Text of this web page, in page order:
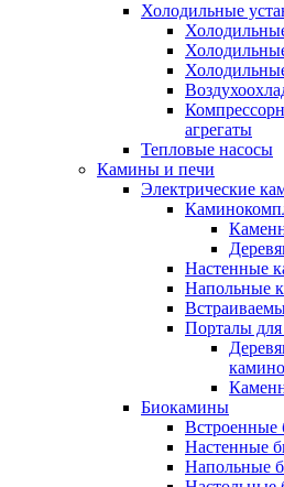
Холодильные
агрегаты
Тепловые насосы
Камины и печи
Электрические
Настенные
Напольные
Порталы для
Биокамины
Настенные
Напольные